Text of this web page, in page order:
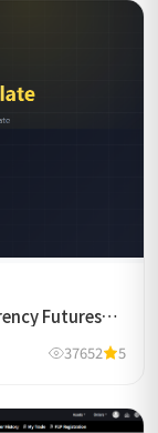
Futures
37652 5